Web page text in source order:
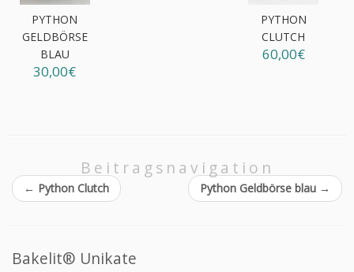
PYTHON
GELDBÖRSE
BLAU
30,00€
PYTHON
CLUTCH
60,00€
Beitragsnavigation
← Python Clutch Python Geldbörse blau →
Bakelit® Unikate